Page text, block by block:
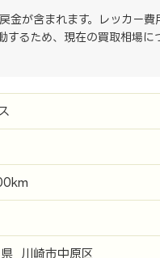
金が含まれます。レッカー費
するため、現在の買取相場に
川崎市中原区